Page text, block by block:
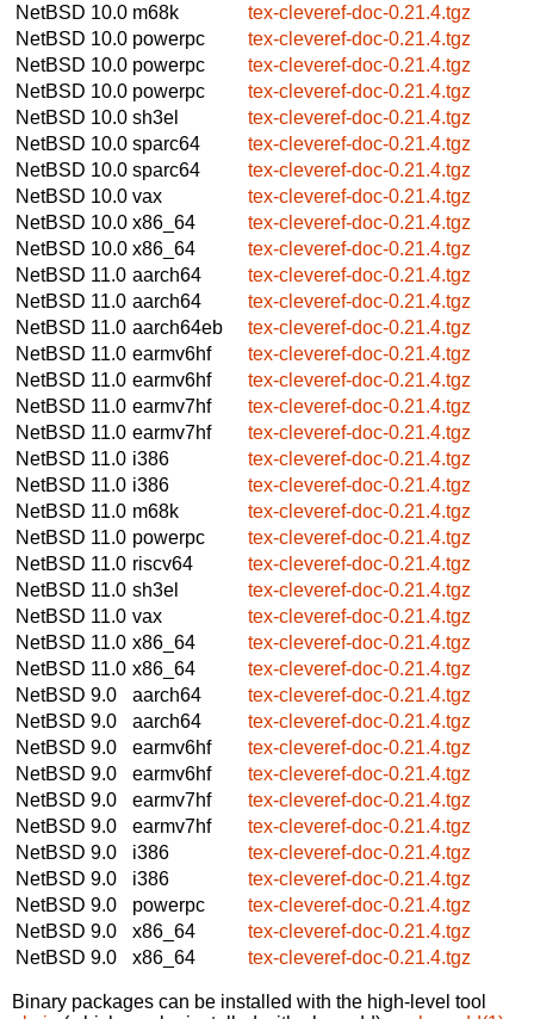
NetBSD 10.0 m68k
tex-cleveref-doc-0.21.4.tgz
NetBSD 10.0 powerpc
tex-cleveref-doc-0.21.4.tgz
NetBSD 10.0 powerpc
tex-cleveref-doc-0.21.4.tgz
NetBSD 10.0 powerpc
tex-cleveref-doc-0.21.4.tgz
NetBSD 10.0 sh3el
tex-cleveref-doc-0.21.4.tgz
NetBSD 10.0 sparc64
tex-cleveref-doc-0.21.4.tgz
NetBSD 10.0 sparc64
tex-cleveref-doc-0.21.4.tgz
NetBSD 10.0 vax
tex-cleveref-doc-0.21.4.tgz
NetBSD 10.0 x86_64
tex-cleveref-doc-0.21.4.tgz
NetBSD 10.0 x86_64
tex-cleveref-doc-0.21.4.tgz
NetBSD 11.0 aarch64
tex-cleveref-doc-0.21.4.tgz
NetBSD 11.0 aarch64
tex-cleveref-doc-0.21.4.tgz
NetBSD 11.0 aarch64eb
tex-cleveref-doc-0.21.4.tgz
NetBSD 11.0 earmv6hf
tex-cleveref-doc-0.21.4.tgz
NetBSD 11.0 earmv6hf
tex-cleveref-doc-0.21.4.tgz
NetBSD 11.0 earmv7hf
tex-cleveref-doc-0.21.4.tgz
NetBSD 11.0 earmv7hf
tex-cleveref-doc-0.21.4.tgz
NetBSD 11.0 i386
tex-cleveref-doc-0.21.4.tgz
NetBSD 11.0 i386
tex-cleveref-doc-0.21.4.tgz
NetBSD 11.0 m68k
tex-cleveref-doc-0.21.4.tgz
NetBSD 11.0 powerpc
tex-cleveref-doc-0.21.4.tgz
NetBSD 11.0 riscv64
tex-cleveref-doc-0.21.4.tgz
NetBSD 11.0 sh3el
tex-cleveref-doc-0.21.4.tgz
NetBSD 11.0 vax
tex-cleveref-doc-0.21.4.tgz
NetBSD 11.0 x86_64
tex-cleveref-doc-0.21.4.tgz
NetBSD 11.0 x86_64
tex-cleveref-doc-0.21.4.tgz
NetBSD 9.0
aarch64
tex-cleveref-doc-0.21.4.tgz
NetBSD 9.0
aarch64
tex-cleveref-doc-0.21.4.tgz
NetBSD 9.0
earmv6hf
tex-cleveref-doc-0.21.4.tgz
NetBSD 9.0
earmv6hf
tex-cleveref-doc-0.21.4.tgz
NetBSD 9.0
earmv7hf
tex-cleveref-doc-0.21.4.tgz
NetBSD 9.0
earmv7hf
tex-cleveref-doc-0.21.4.tgz
NetBSD 9.0
i386
tex-cleveref-doc-0.21.4.tgz
NetBSD 9.0
i386
tex-cleveref-doc-0.21.4.tgz
NetBSD 9.0
powerpc
tex-cleveref-doc-0.21.4.tgz
NetBSD 9.0
x86_64
tex-cleveref-doc-0.21.4.tgz
NetBSD 9.0
x86_64 tex-cleveref-doc-0.21.4.tgz
Binary packages can be installed with the high-level tool